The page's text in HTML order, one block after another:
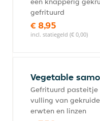
gefrituurd
€ 8,95
incl. statiegeld (€ 0,00)
Vegetable
Gefrituurd
vulling van
erwten en linzen